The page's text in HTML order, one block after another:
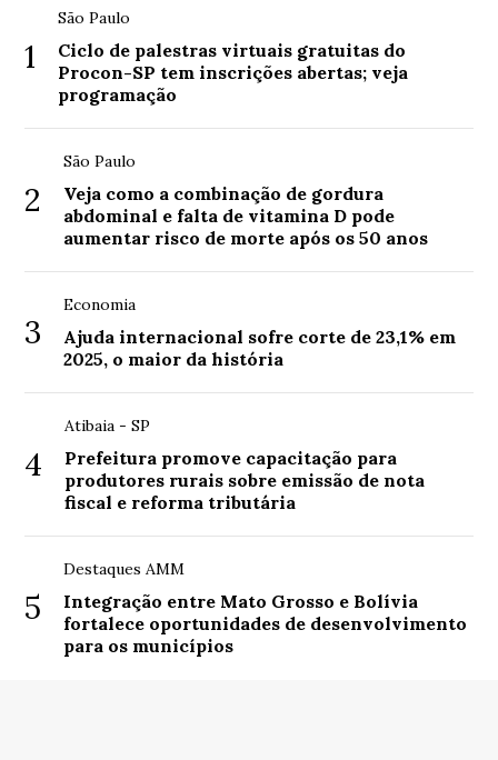
1
São Paulo
Ciclo de palestras virtuais gratuitas do
Procon-SP tem inscrições abertas; veja
programação
2
São Paulo
Veja como a combinação de gordura
abdominal e falta de vitamina D pode
aumentar risco de morte após os 50 anos
3
Economia
Ajuda internacional sofre corte de 23,1% em
2025, o maior da história
4
Atibaia - SP
Prefeitura promove capacitação para
produtores rurais sobre emissão de nota
fiscal e reforma tributária
5
Destaques AMM
Integração entre Mato Grosso e Bolívia
fortalece oportunidades de desenvolvimento
para os municípios